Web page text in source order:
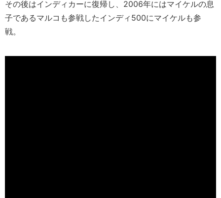
その後はインディカーに復帰し、2006年にはマイケルの息
子であるマルコも参戦したインディ500にマイケルも参
戦。